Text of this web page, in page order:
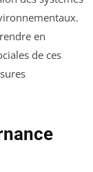
en
de ces